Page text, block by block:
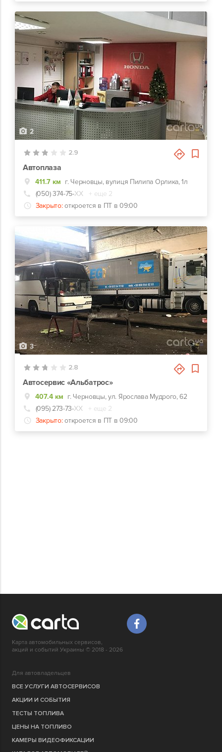
2
2.9
Автоплаза
411.7 км г. Черновцы, вулиця Пилипа Орлика, 1л
(050) 374-75-ХХ
+ еще 2
Закрыто: откроется в ПТ в 09:00
3
2.8
Автосервис «Альбатрос»
407.4 км г. Черновцы, ул. Ярослава Мудрого, 62
(095) 273-73-ХХ
+ еще 2
Закрыто: откроется в ПТ в 09:00
Карта автомобильных сервисов,
акций и событий Украины © 2018 - 2026
Для автовладельцев
ВСЕ УСЛУГИ АВТОСЕРВИСОВ
АКЦИИ И СОБЫТИЯ
ТЕСТЫ ТОПЛИВА
ЦЕНЫ НА ТОПЛИВО
КАМЕРЫ ВИДЕОФИКСАЦИИ